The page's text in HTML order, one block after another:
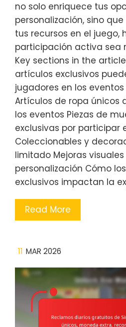
no solo enriquece tus
personalización, sino
tus recursos en el juego,
participación activa sea
Key sections in the
artículos exclusivos
jugadores en los eventos
Artículos de ropa únicos
los eventos Piezas de
exclusivas por participar
Coleccionables y
limitado Mejoras
personalización Cómo
exclusivos impactan la
Read More
11 MAR 2026